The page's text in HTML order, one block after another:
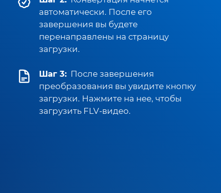
автоматически. После его
завершения вы будете
перенаправлены на страницу
загрузки.
Шаг 3: После завершения
преобразования вы увидите кнопку
загрузки. Нажмите на нее, чтобы
загрузить FLV-видео.